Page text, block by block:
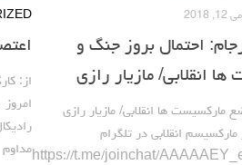
می 12, 2018
احتمال بروز جنگ و
انقلابی/ مازیار رازی
مارکسیست ها انقلابی/ مازیار رازی
مارکسیسم انقلابی در تلگرام
https://t.me/joinchat/